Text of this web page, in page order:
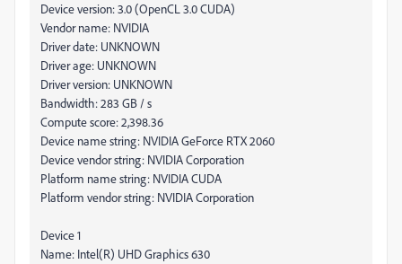
Device version: 3.0 (OpenCL 3.0 CUDA)
Vendor name: NVIDIA
Driver date: UNKNOWN
Driver age: UNKNOWN
Driver version: UNKNOWN
Bandwidth: 283 GB / s
Compute score: 2,398.36
Device name string: NVIDIA GeForce RTX 2060
Device vendor string: NVIDIA Corporation
Platform name string: NVIDIA CUDA
Platform vendor string: NVIDIA Corporation
Device 1
Name: Intel(R) UHD Graphics 630